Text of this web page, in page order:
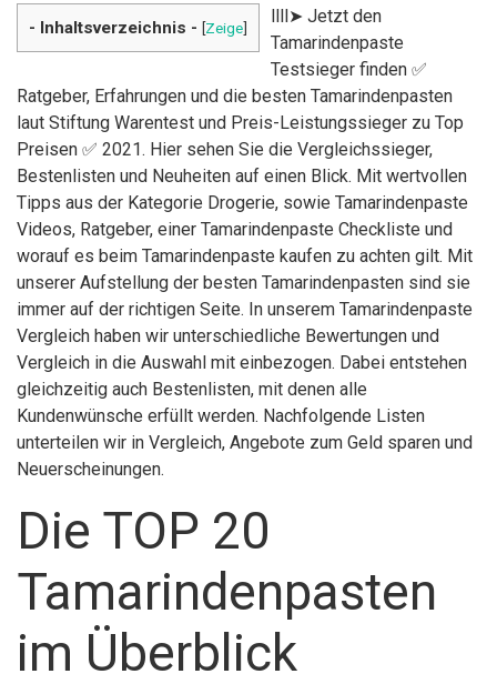
- Inhaltsverzeichnis - [Zeige]
llll➤ Jetzt den
Tamarindenpaste
Testsieger finden ✅
Ratgeber, Erfahrungen und die besten Tamarindenpasten
laut Stiftung Warentest und Preis-Leistungssieger zu Top
Preisen ✅ 2021. Hier sehen Sie die Vergleichssieger,
Bestenlisten und Neuheiten auf einen Blick. Mit wertvollen
Tipps aus der Kategorie Drogerie, sowie Tamarindenpaste
Videos, Ratgeber, einer Tamarindenpaste Checkliste und
worauf es beim Tamarindenpaste kaufen zu achten gilt. Mit
unserer Aufstellung der besten Tamarindenpasten sind sie
immer auf der richtigen Seite. In unserem Tamarindenpaste
Vergleich haben wir unterschiedliche Bewertungen und
Vergleich in die Auswahl mit einbezogen. Dabei entstehen
gleichzeitig auch Bestenlisten, mit denen alle
Kundenwünsche erfüllt werden. Nachfolgende Listen
unterteilen wir in Vergleich, Angebote zum Geld sparen und
Neuerscheinungen.
Die TOP 20
Tamarindenpasten
im Überblick